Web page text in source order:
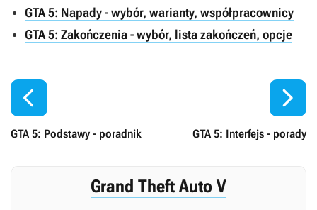
GTA 5: Napady - wybór, warianty, współpracownicy
GTA 5: Zakończenia - wybór, lista zakończeń, opcje

GTA 5: Podstawy - poradnik GTA 5: Interfejs - porady

Grand Theft Auto V